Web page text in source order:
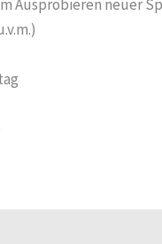
Ausprobieren neuer